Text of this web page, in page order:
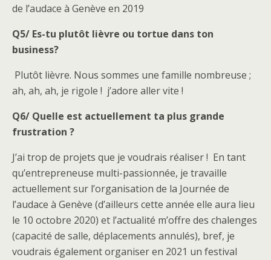
de l’audace à Genève en 2019
Q5/ Es-tu plutôt lièvre ou tortue dans ton
business?
Plutôt lièvre. Nous sommes une famille nombreuse ;
ah, ah, ah, je rigole ! j’adore aller vite !
Q6/ Quelle est actuellement ta plus grande
frustration ?
J’ai trop de projets que je voudrais réaliser ! En tant
qu’entrepreneuse multi-passionnée, je travaille
actuellement sur l’organisation de la Journée de
l’audace à Genève (d’ailleurs cette année elle aura lieu
le 10 octobre 2020) et l’actualité m’offre des chalenges
(capacité de salle, déplacements annulés), bref, je
voudrais également organiser en 2021 un festival